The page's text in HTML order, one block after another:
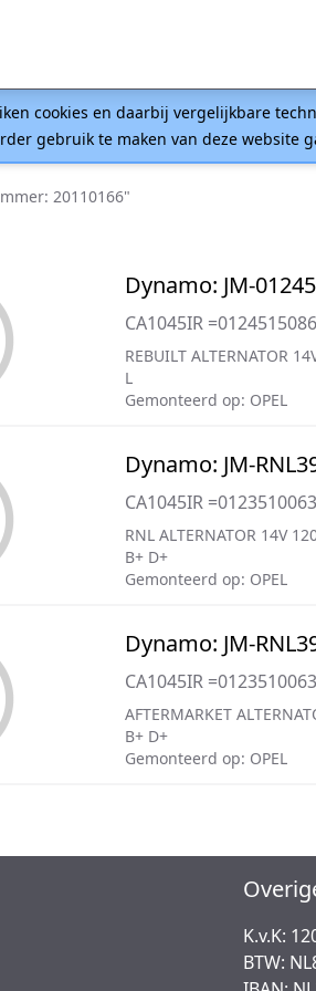
cookies en daarbij vergelijkbare
gebruik te maken van deze website
20110166"
Dynamo: JM-
CA1045IR =0124515086
REBUILT ALTERNATOR
L
Gemonteerd op: OPEL
Dynamo: JM-
CA1045IR =0123510063
RNL ALTERNATOR 14V
B+ D+
Gemonteerd op: OPEL
Dynamo: JM-
CA1045IR =0123510063
AFTERMARKET
B+ D+
Gemonteerd op: OPEL
K.v.K:
BTW: